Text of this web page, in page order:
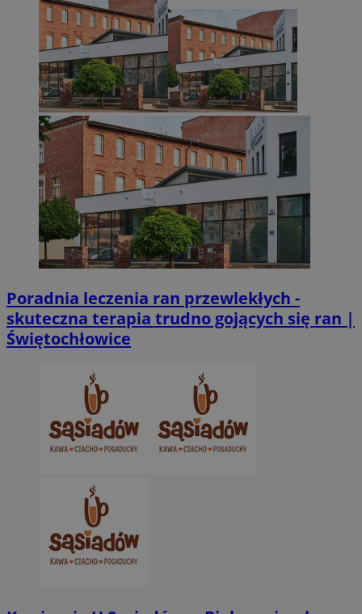
Poradnia leczenia ran przewlekłych -
skuteczna terapia trudno gojących się ran |
Świętochłowice